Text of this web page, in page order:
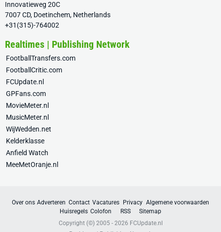
Innovatieweg 20C
7007 CD, Doetinchem, Netherlands
+31(315)-764002
Realtimes | Publishing Network
FootballTransfers.com
FootballCritic.com
FCUpdate.nl
GPFans.com
MovieMeter.nl
MusicMeter.nl
WijWedden.net
Kelderklasse
Anfield Watch
MeeMetOranje.nl
Over ons Adverteren Contact Vacatures Privacy Algemene voorwaarden
Huisregels Colofon RSS
Sitemap
Copyright (©) 2005 - 2026 FCUpdate.nl